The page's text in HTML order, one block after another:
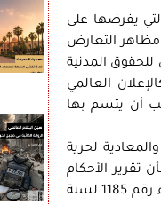
يفرضها على
مظاهر التعارض
المدنية
العالمي
أن يتسم بها
لحرية
رقم 10 لسنة 1914 الصادر في 18 أكتوبر عام 1914، والقانون رقم 14 لسنة 1923 بشأن تقرير الأحكام
الخاصة بالاجتماعات العامة وبالمظاهرات في الطرق العمومية الصادر في 4 يونيه 1923، وقرار رئيس مجلس الوزراء رقم 1185 لسنة